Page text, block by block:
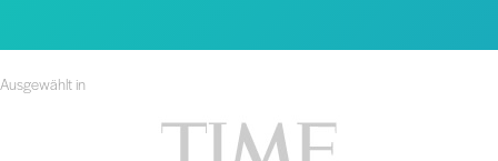
Ausgewählt in